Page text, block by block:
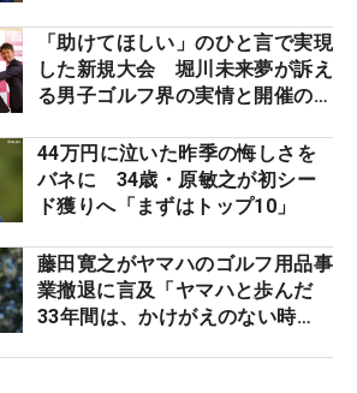
「助けてほしい」のひと言で実現
した新規大会 堀川未来夢が訴え
る男子ゴルフ界の実情と開催の舞
44万円に泣いた昨季の悔しさを
バネに 34歳・原敏之が初シー
ド獲りへ「まずはトップ10」
藤田寛之がヤマハのゴルフ用品事
業撤退に言及「ヤマハと歩んだ
33年間は、かけがえのない時